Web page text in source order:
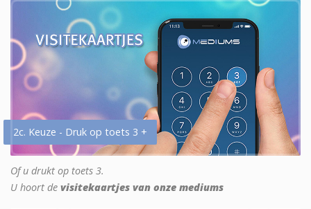
2c. Keuze - Druk op toets 3 +
Of u drukt op toets 3.
U hoort de visitekaartjes van onze mediums